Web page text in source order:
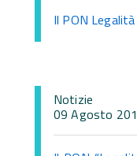
Il PON
Notizie
09 Agosto